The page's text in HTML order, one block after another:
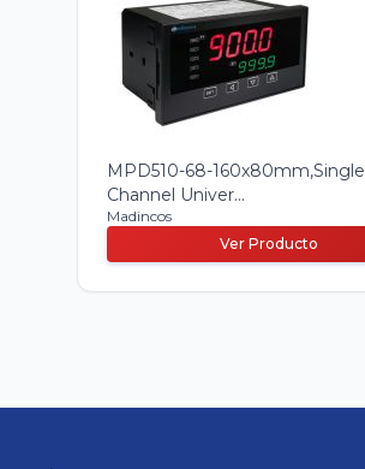
MPD510-68-160x80mm,Single
Channel Univer...
Madincos
Ver Producto